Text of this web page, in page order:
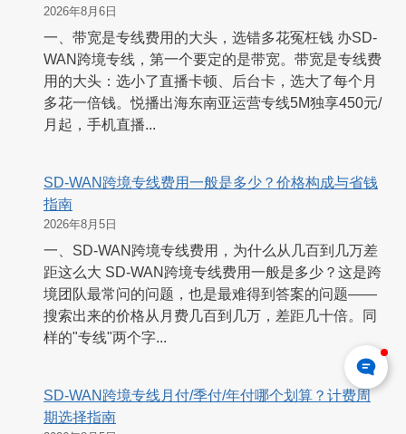
2026年8月6日
一、带宽是专线费用的大头，选错多花冤枉钱 办SD-
WAN跨境专线，第一个要定的是带宽。带宽是专线费
用的大头：选小了直播卡顿、后台卡，选大了每个月
多花一倍钱。悦播出海东南亚运营专线5M独享450元/
月起，手机直播...
SD-WAN跨境专线费用一般是多少？价格构成与省钱
指南
2026年8月5日
一、SD-WAN跨境专线费用，为什么从几百到几万差
距这么大 SD-WAN跨境专线费用一般是多少？这是跨
境团队最常问的问题，也是最难得到答案的问题——
搜索出来的价格从月费几百到几万，差距几十倍。同
样的"专线"两个字...
SD-WAN跨境专线月付/季付/年付哪个划算？计费周
期选择指南